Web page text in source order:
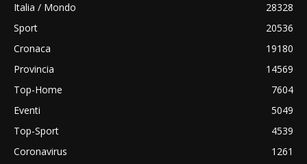
Italia / Mondo
28328
Sport
20536
Cronaca
19180
Provincia
14569
Top-Home
7604
Eventi
5049
Top-Sport
4539
Coronavirus
1261